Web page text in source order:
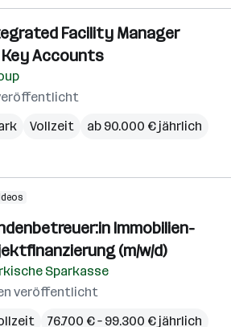
Facility Manager
Key Accounts
Vollzeit ab 90.000 € jährlich
Immobilien-
(m/w/d)
Sparkasse
veröffentlicht
76.700 € – 99.300 € jährlich